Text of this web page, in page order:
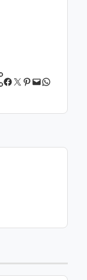
Facebook Twitter Pinterest Mail WhatsApp